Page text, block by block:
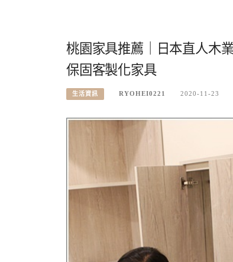
桃園家具推薦｜日本直人木
保固客製化家具
生活資訊 RYOHEI0221 2020-11-23